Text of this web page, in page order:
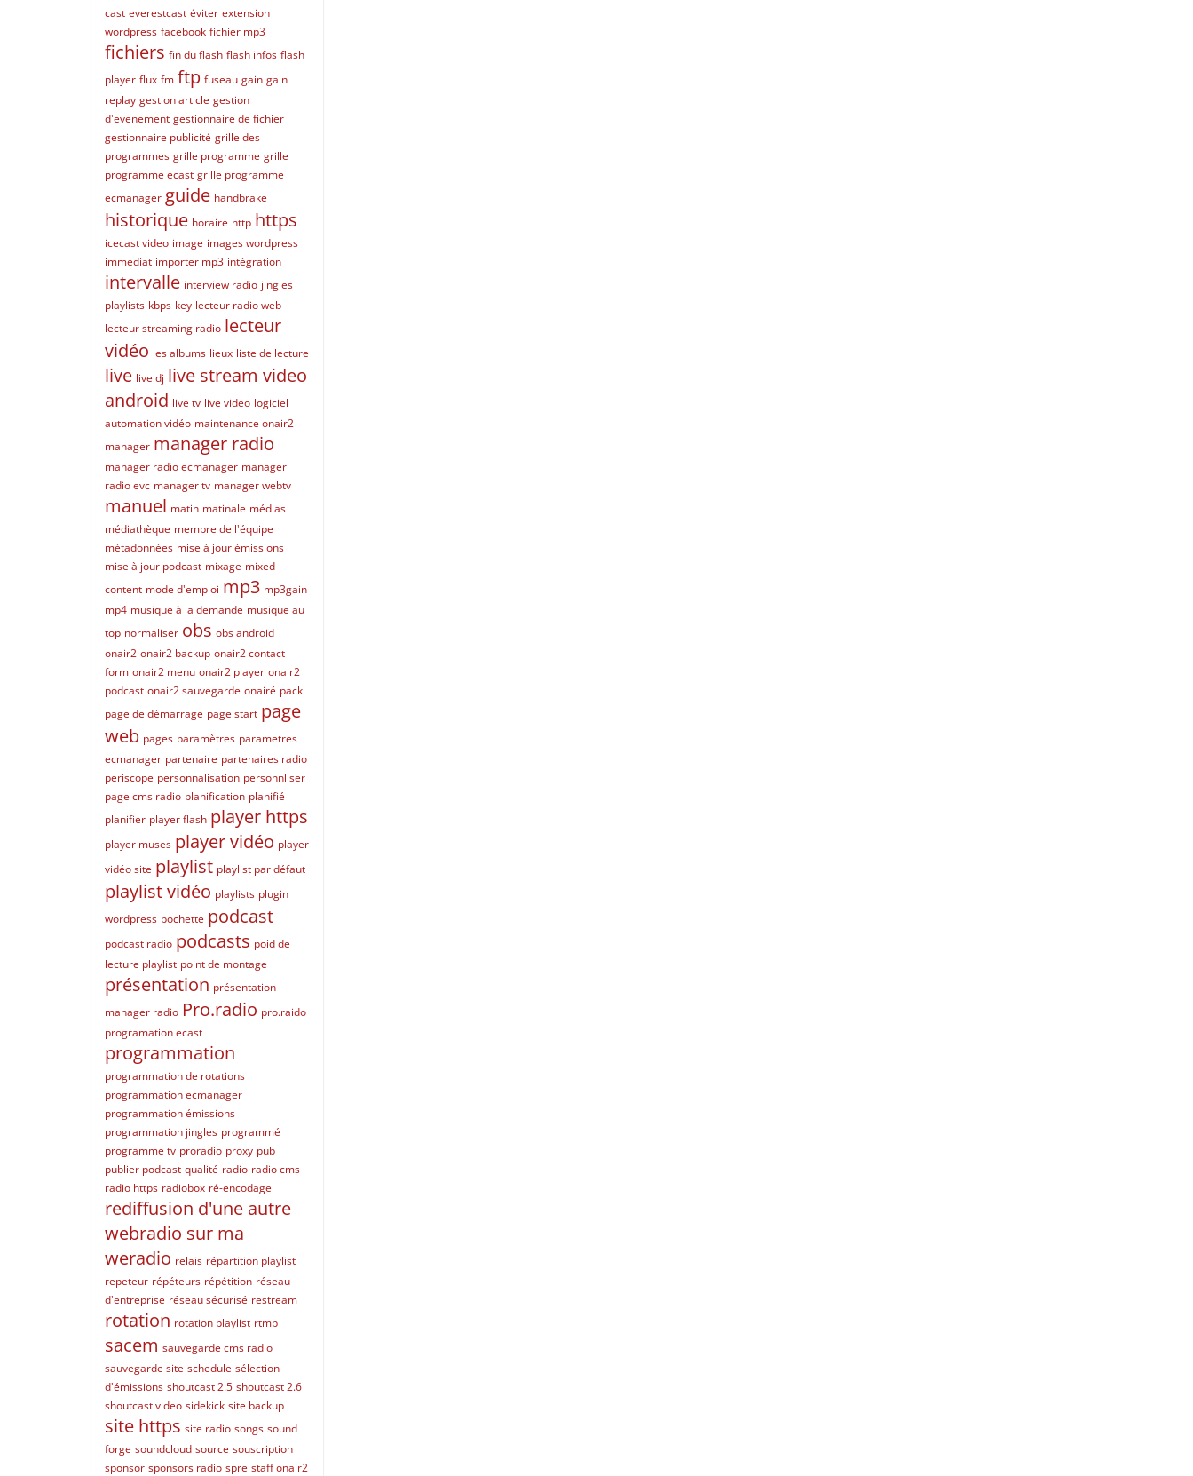
cast everestcast éviter extension
wordpress facebook fichier mp3
fichiers fin du flash flash infos flash
player flux fm ftp fuseau gain gain
replay gestion article gestion
d'evenement gestionnaire de fichier
gestionnaire publicité grille des
programmes grille programme grille
programme ecast grille programme
ecmanager guide handbrake
historique horaire http https
icecast video image images wordpress
immediat importer mp3 intégration
intervalle interview radio jingles
playlists kbps key lecteur radio web
lecteur streaming radio lecteur
vidéo les albums lieux liste de lecture
live live dj live stream video
android live tv live video logiciel
automation vidéo maintenance onair2
manager manager radio
manager radio ecmanager manager
radio evc manager tv manager webtv
manuel matin matinale médias
médiathèque membre de l'équipe
métadonnées mise à jour émissions
mise à jour podcast mixage mixed
content mode d'emploi mp3 mp3gain
mp4 musique à la demande musique au
top normaliser obs obs android
onair2 onair2 backup onair2 contact
form onair2 menu onair2 player onair2
podcast onair2 sauvegarde onairé pack
page de démarrage page start page
web pages paramètres parametres
ecmanager partenaire partenaires radio
periscope personnalisation personnliser
page cms radio planification planifié
planifier player flash player https
player muses player vidéo player
vidéo site playlist playlist par défaut
playlist vidéo playlists plugin
wordpress pochette podcast
podcast radio podcasts poid de
lecture playlist point de montage
présentation présentation
manager radio Pro.radio pro.raido
programation ecast
programmation
programmation de rotations
programmation ecmanager
programmation émissions
programmation jingles programmé
programme tv proradio proxy pub
publier podcast qualité radio radio cms
radio https radiobox ré-encodage
rediffusion d'une autre
webradio sur ma
weradio relais répartition playlist
repeteur répéteurs répétition réseau
d'entreprise réseau sécurisé restream
rotation rotation playlist rtmp
sacem sauvegarde cms radio
sauvegarde site schedule sélection
d'émissions shoutcast 2.5 shoutcast 2.6
shoutcast video sidekick site backup
site https site radio songs sound
forge soundcloud source souscription
sponsor sponsors radio spre staff onair2